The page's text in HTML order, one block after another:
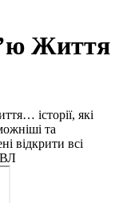
Життя
історії, які
та
відкрити всі